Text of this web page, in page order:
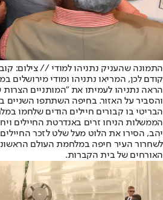
התמונה שהעניק נתניהו למודי // צילום:
קודם לכן, המריאו נתניהו ומודי מירושלים
הראה נתניהו לעמיתו את "המותניים
והסביר על האזור. בחיפה השתתפו
הבריטי בו קבורים חיילים הודים שלחמו
הממשלות הניחו זרים באנדרטת החיילים
יהב, הסירו את הלוט מעל שלט לזכר
לשחרור העיר חיפה במלחמת העולם
האורחים של בית הקברות.